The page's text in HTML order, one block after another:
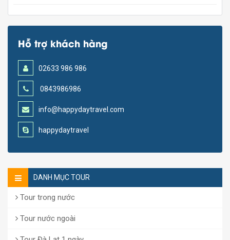
Hỗ trợ khách hàng
02633 986 986
0843986986
info@happydaytravel.com
happydaytravel
DANH MỤC TOUR
Tour trong nước
Tour nước ngoài